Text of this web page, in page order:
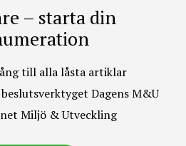
– starta din
till alla låsta artiklar
Dagens M&U
Miljö & Utveckling